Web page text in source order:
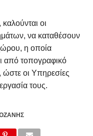
οι
να καταθέσουν
η οποία
από τοπογραφικό
οι Υπηρεσίες
τους.